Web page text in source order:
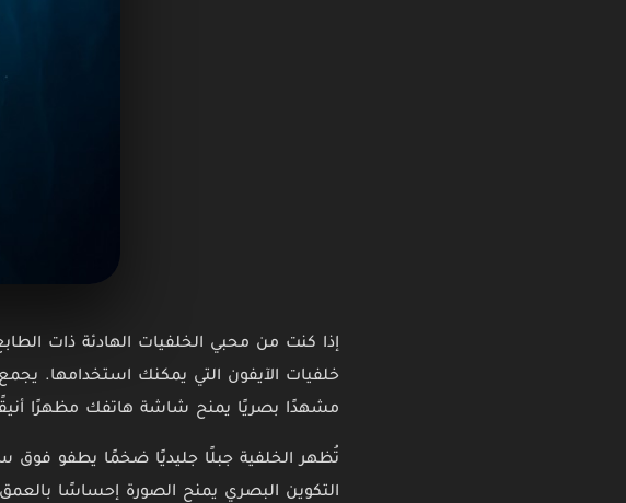
إذا كنت من محبي الخلفيات الهادئة ذات
خلفيات الآيفون التي يمكنك استخدامها. يجمع
مشهدًا بصريًا يمنح شاشة هاتفك مظهرًا
تُظهر الخلفية جبلًا جليديًا ضخمًا يطفو فوق
التكوين البصري يمنح الصورة إحساسًا